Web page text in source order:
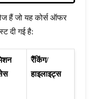
हैं जो यह कोर्स ऑफर
दी गई है:
रैंकिंग/
हाइलाइट्स